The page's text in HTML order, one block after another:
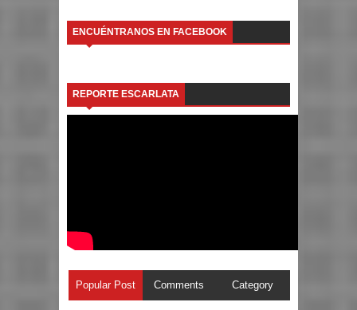
ENCUÉNTRANOS EN FACEBOOK
REPORTE ESCARLATA
Popular Post Comments Category